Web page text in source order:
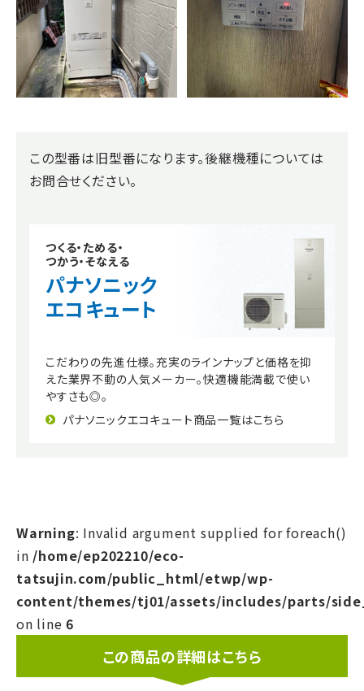
この型番は旧型番になります。後継機種については
お問合せください。
つくる・ためる・
つかう・そなえる
パナソニック
エコキュート
こだわりの先進仕様。充実のラインナップと価格を抑
えた業界不動の人気メーカー。快適機能満載で使い
やすさも◎。
パナソニックエコキュート商品一覧はこちら
Warning: Invalid argument supplied for foreach()
in /home/ep202210/eco-
tatsujin.com/public_html/etwp/wp-
content/themes/tj01/assets/includes/parts/
on line6
この商品の詳細はこちら